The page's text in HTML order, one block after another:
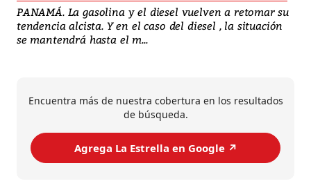
PANAMÁ. La gasolina y el diesel vuelven a retomar su
tendencia alcista. Y en el caso del diesel , la situación
se mantendrá hasta el m...
Encuentra más de nuestra cobertura en los resultados
de búsqueda.
Agrega La Estrella en Google ↗️